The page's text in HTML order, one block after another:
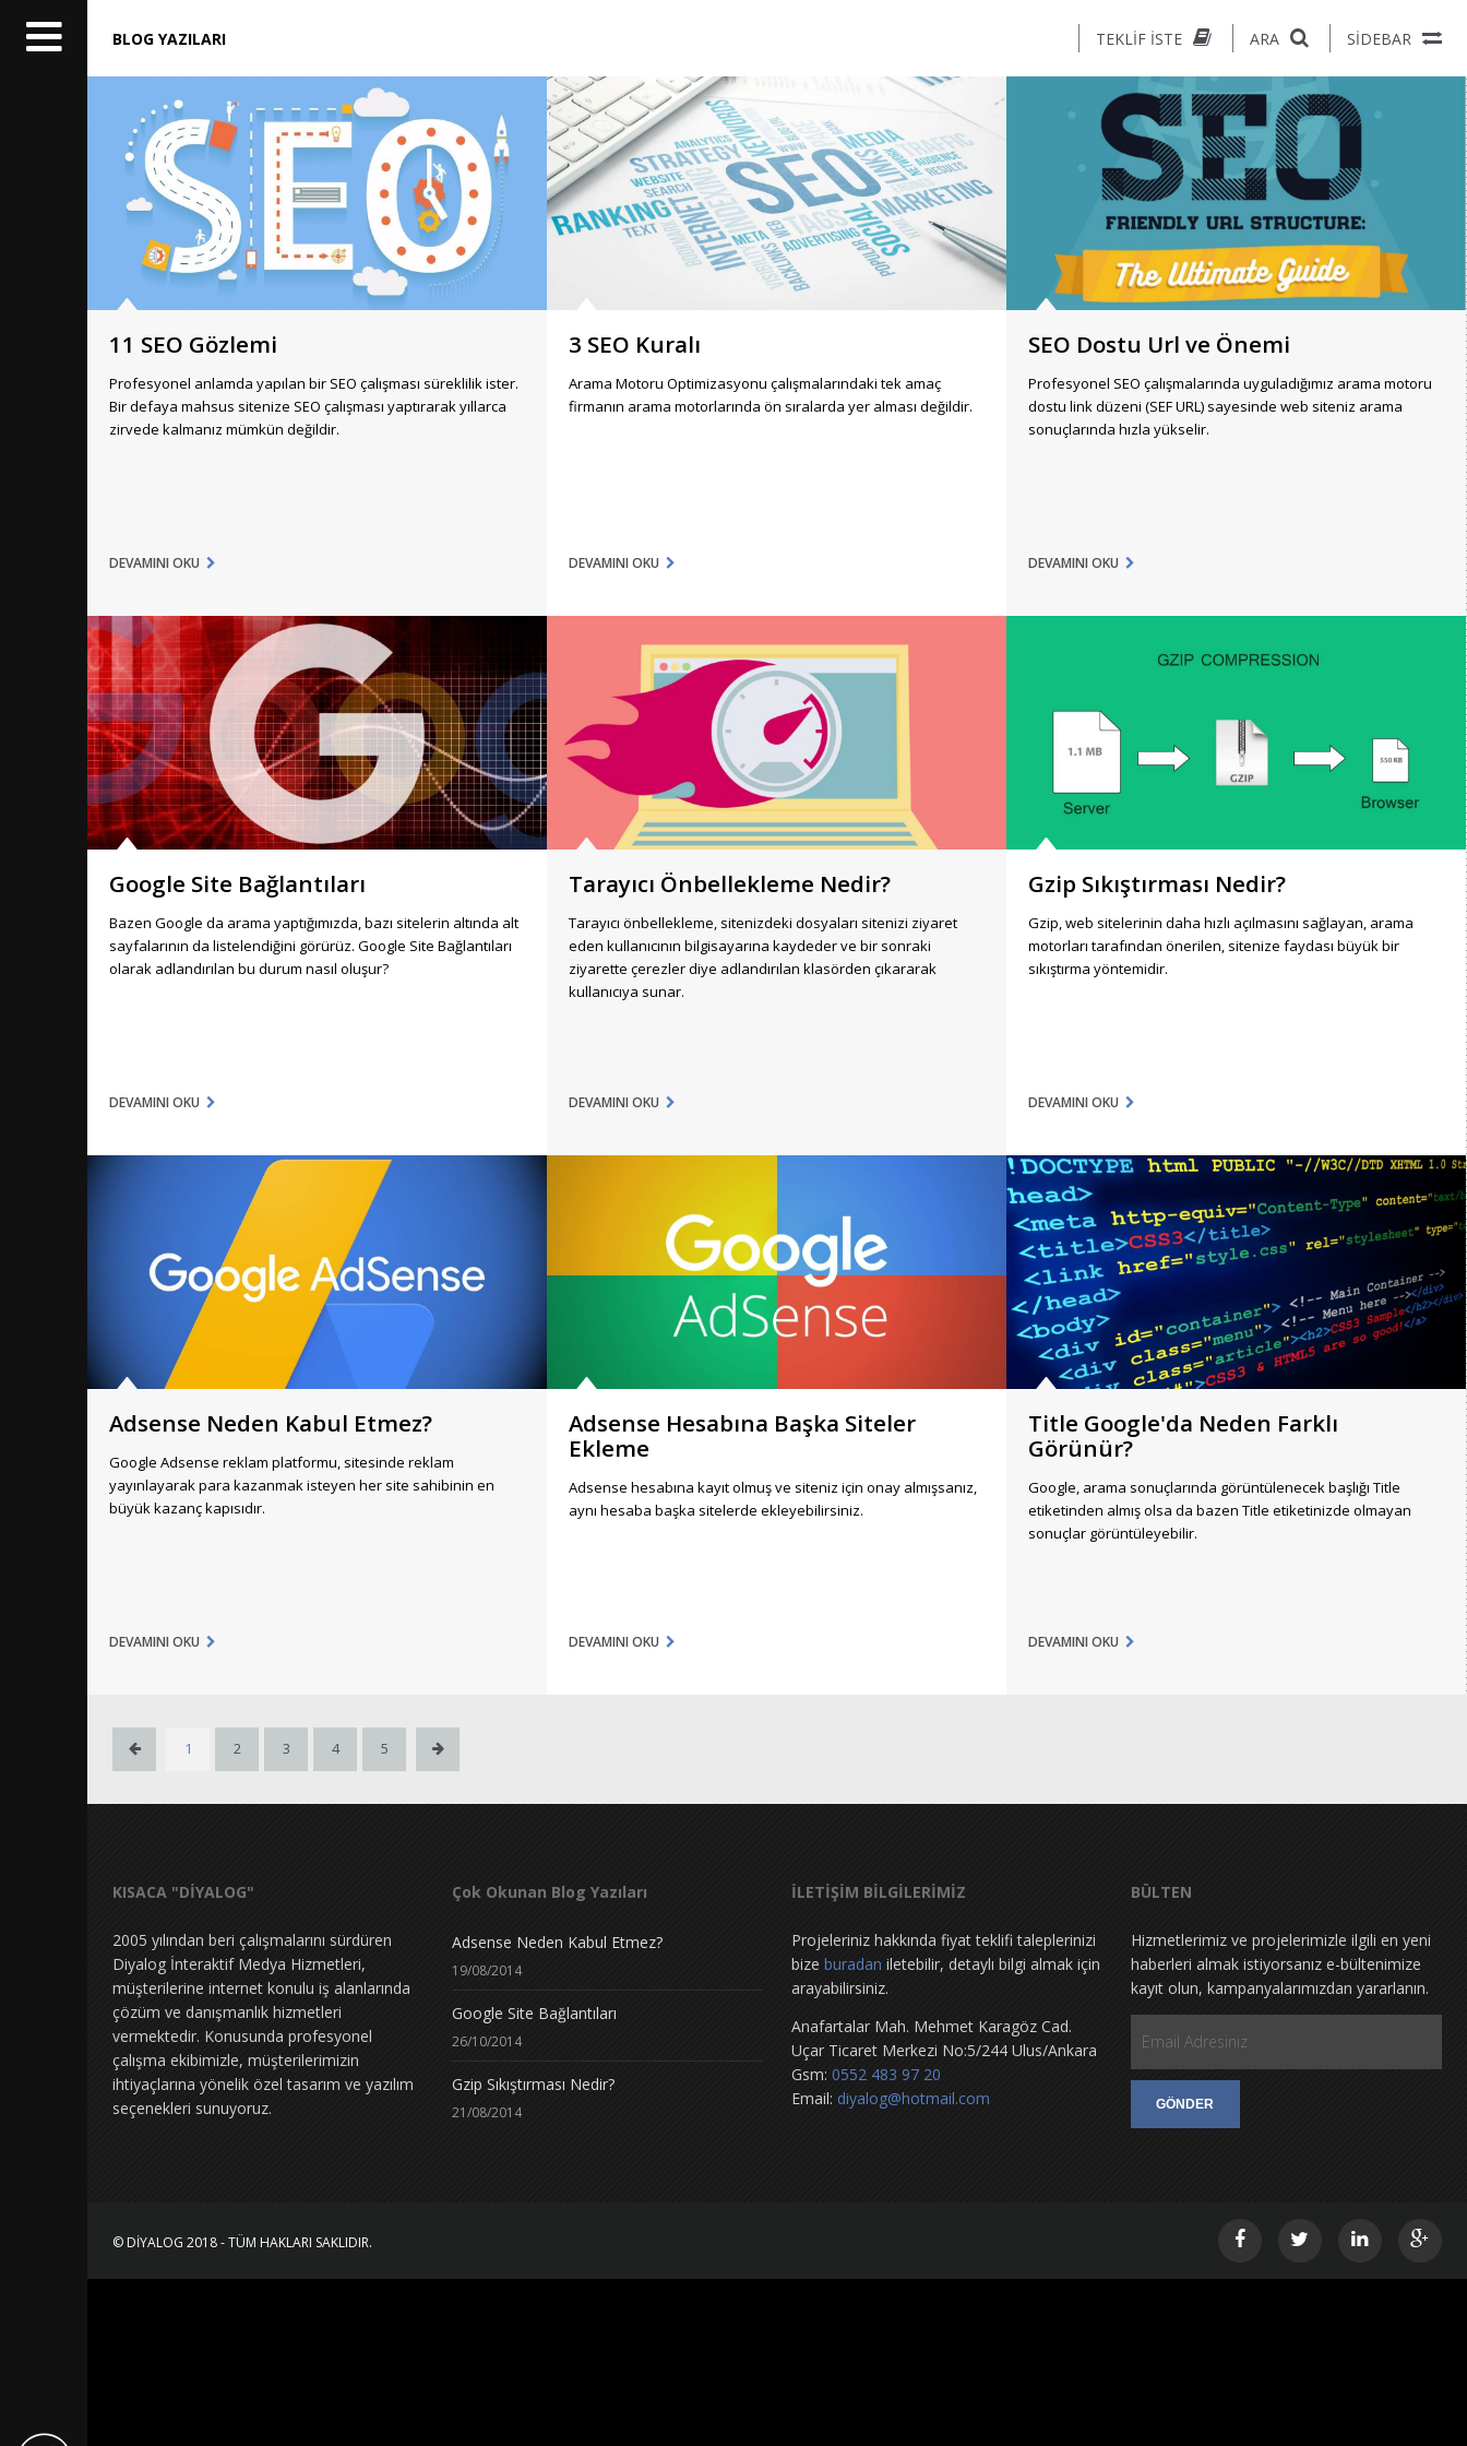
BLOG YAZILARI TEKLIF İSTE ARA SIDEBAR
11 SEO Gözlemi
Profesyonel anlamda yapılan bir SEO çalışması süreklilik ister.
Bir defaya mahsus sitenize SEO çalışması yaptırarak yıllarca
zirvede kalmanız mümkün değildir.
DEVAMINI OKU
3 SEO Kuralı
Arama Motoru Optimizasyonu çalışmalarındaki tek amaç
firmanın arama motorlarında ön sıralarda yer alması değildir.
DEVAMINI OKU
SEO Dostu Url ve Önemi
Profesyonel SEO çalışmalarında uyguladığımız arama motoru
dostu link düzeni (SEF URL) sayesinde web siteniz arama
sonuçlarında hızla yükselir.
DEVAMINI OKU
Google Site Bağlantıları
Bazen Google da arama yaptığımızda, bazı sitelerin altında alt
sayfalarının da listelendiğini görürüz. Google Site Bağlantıları
olarak adlandırılan bu durum nasıl oluşur?
DEVAMINI OKU
Tarayıcı Önbellekleme Nedir?
Tarayıcı önbellekleme, sitenizdeki dosyaları sitenizi ziyaret
eden kullanıcının bilgisayarına kaydeder ve bir sonraki
ziyarette çerezler diye adlandırılan klasörden çıkararak
kullanıcıya sunar.
DEVAMINI OKU
Gzip Sıkıştırması Nedir?
Gzip, web sitelerinin daha hızlı açılmasını sağlayan, arama
motorları tarafından önerilen, sitenize faydası büyük bir
sıkıştırma yöntemidir.
DEVAMINI OKU
Adsense Neden Kabul Etmez?
Google Adsense reklam platformu, sitesinde reklam
yayınlayarak para kazanmak isteyen her site sahibinin en
büyük kazanç kapısıdır.
DEVAMINI OKU
Adsense Hesabına Başka Siteler
Ekleme
Adsense hesabına kayıt olmuş ve siteniz için onay almışsanız,
aynı hesaba başka sitelerde ekleyebilirsiniz.
DEVAMINI OKU
Title Google'da Neden Farklı
Görünür?
Google, arama sonuçlarında görüntülenecek başlığı Title
etiketinden almış olsa da bazen Title etiketinizde olmayan
sonuçlar görüntüleyebilir.
DEVAMINI OKU
1 2 3 4 5
KISACA "DİYALOG"
2005 yılından beri çalışmalarını sürdüren
Diyalog İnteraktif Medya Hizmetleri,
müşterilerine internet konulu iş alanlarında
çözüm ve danışmanlık hizmetleri
vermektedir. Konusunda profesyonel
çalışma ekibimizle, müşterilerimizin
ihtiyaçlarına yönelik özel tasarım ve yazılım
seçenekleri sunuyoruz.
Çok Okunan Blog Yazıları
Adsense Neden Kabul Etmez?
19/08/2014
Google Site Bağlantıları
26/10/2014
Gzip Sıkıştırması Nedir?
21/08/2014
İLETİŞİM BİLGİLERİMİZ
Projeleriniz hakkında fiyat teklifi taleplerinizi
bize buradan iletebilir, detaylı bilgi almak için
arayabilirsiniz.
Anafartalar Mah. Mehmet Karagöz Cad.
Uçar Ticaret Merkezi No:5/244 Ulus/Ankara
Gsm: 0552 483 97 20
Email: diyalog@hotmail.com
BÜLTEN
Hizmetlerimiz ve projelerimizle ilgili en yeni
haberleri almak istiyorsanız e-bültenimize
kayıt olun, kampanyalarımızdan yararlanın.
© DIYALOG 2018 - TÜM HAKLARI SAKLIDIR.